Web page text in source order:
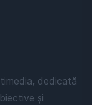
dedicată
și